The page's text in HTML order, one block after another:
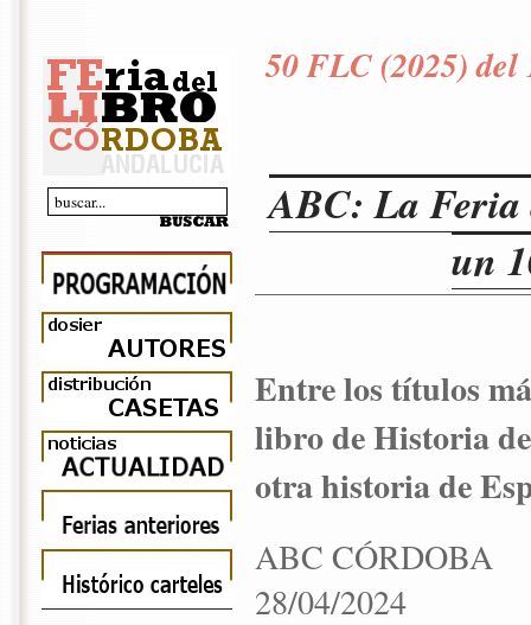
50 FLC (2025) del
ABC: La Feria
un
Entre los títulos
libro de Historia
otra historia de
ABC CÓRDOBA
28/04/2024